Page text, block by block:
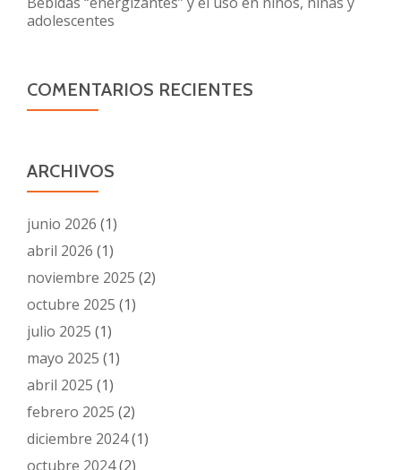
adolescentes
COMENTARIOS RECIENTES
ARCHIVOS
junio 2026 (1)
abril 2026 (1)
noviembre 2025 (2)
octubre 2025 (1)
julio 2025 (1)
mayo 2025 (1)
abril 2025 (1)
febrero 2025 (2)
diciembre 2024(1)
octubre 2024(2)